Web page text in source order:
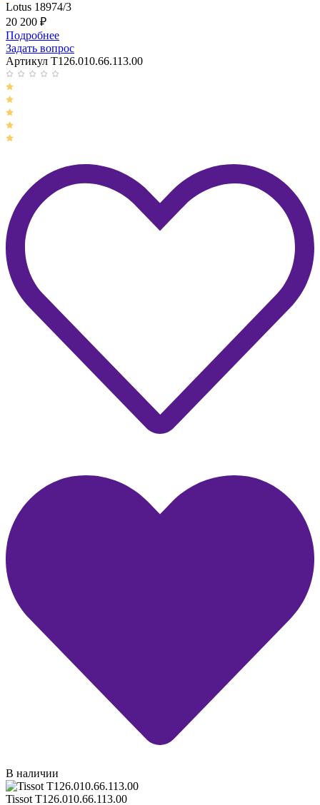
Lotus 18974/3
20 200 ₽
Подробнее
Задать вопрос
Артикул T126.010.66.113.00
В наличии
Tissot T126.010.66.113.00